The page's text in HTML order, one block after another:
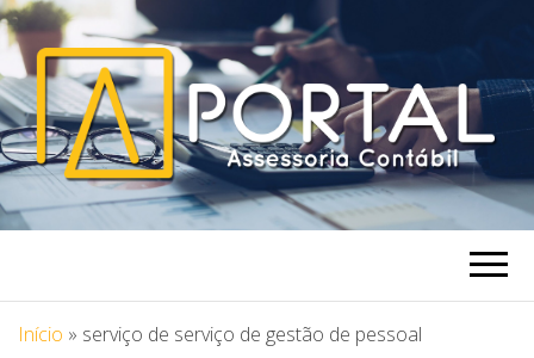
PORTAL
ASSESSORIA
Blog Portal Assessoria
Início » serviço de serviço de gestão de pessoal